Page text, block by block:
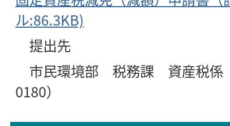
ル:86.3KB)
提出先
市民環境部 税務課 資産税係
0180）